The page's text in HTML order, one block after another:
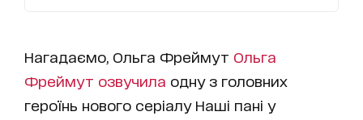
Нагадаємо, Ольга Фреймут Ольга
Фреймут озвучила одну з головних
героїнь нового серіалу Наші пані у